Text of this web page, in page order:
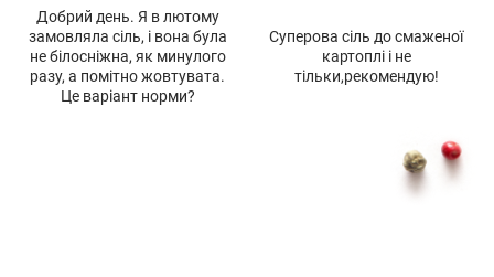
Добрий день. Я в лютому
замовляла сіль, і вона була
не білосніжна, як минулого
разу, а помітно жовтувата.
Це варіант норми?
Суперова сіль до смаженої
картоплі і не
тільки,рекомендую!